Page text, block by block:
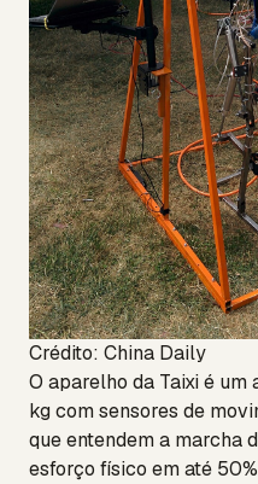
Crédito: China Daily
O aparelho da Taixi é um
kg com sensores de
que entendem a marcha
esforço físico em até